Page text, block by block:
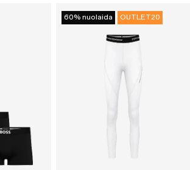
60% nuolaida OUTLET20